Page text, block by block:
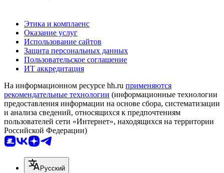
Этика и комплаенс
Оказание услуг
Использование сайтов
Защита персональных данных
Пользовательское соглашение
ИТ аккредитация
На информационном ресурсе hh.ru применяются
рекомендательные технологии (информационные технологии
предоставления информации на основе сбора, систематизации
и анализа сведений, относящихся к предпочтениям
пользователей сети «Интернет», находящихся на территории
Российской Федерации)
Русский